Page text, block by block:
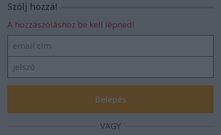
Szólj hozzá!
A hozzászóláshoz be kell lépned!
VAGY